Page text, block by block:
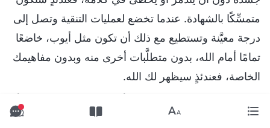
متمسِّكًا بالشهادة. عندما تخضع لعمليات التنقية وتصل إلى
درجة معيَّنة وتستطيع مع ذلك أن تكون مثل أيوب، خاضعًا
تمامًا أمام الله، بدون متطلَّبات أخرى منه وبدون مفاهيمك
الخاصة، فعندئذٍ سيظهر لك الله.
يخضعوا للتنقية